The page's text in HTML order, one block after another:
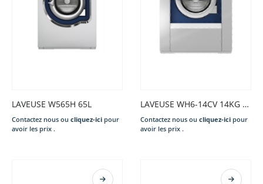
LAVEUSE W565H 65L
Contactez nous ou cliquez-ici pour
avoir les prix .
LAVEUSE WH6-14CV 14KG S/CHAUFF. 220-240/50/1N CLARUS VIBE GEN+COIN 2xEAUX POUDRE DESSUS PREP.ID VID.OUV. ARGE. P.EXT. X
Contactez nous ou cliquez-ici pour
avoir les prix .